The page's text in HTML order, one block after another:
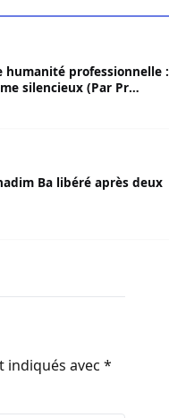
humanité professionnelle :
silencieux (Par Pr
Ba libéré après deux
indiqués avec *